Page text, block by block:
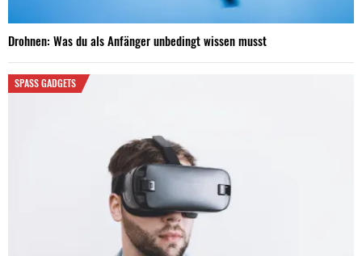
Drohnen: Was du als Anfänger unbedingt wissen musst
SPASS GADGETS